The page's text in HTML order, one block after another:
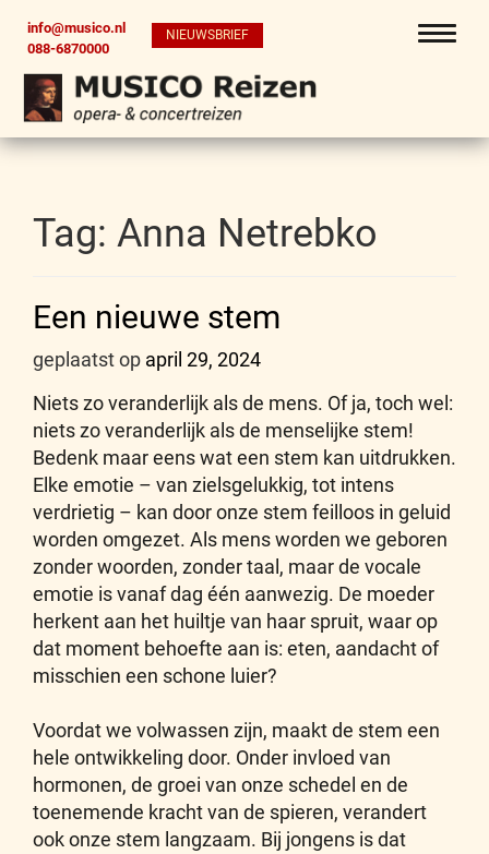
info@musico.nl
088-6870000
NIEUWSBRIEF
Tag: Anna Netrebko
Een nieuwe stem
geplaatst op april 29, 2024
Niets zo veranderlijk als de mens. Of ja, toch wel:
niets zo veranderlijk als de menselijke stem!
Bedenk maar eens wat een stem kan uitdrukken.
Elke emotie – van zielsgelukkig, tot intens
verdrietig – kan door onze stem feilloos in geluid
worden omgezet. Als mens worden we geboren
zonder woorden, zonder taal, maar de vocale
emotie is vanaf dag één aanwezig. De moeder
herkent aan het huiltje van haar spruit, waar op
dat moment behoefte aan is: eten, aandacht of
misschien een schone luier?
Voordat we volwassen zijn, maakt de stem een
hele ontwikkeling door. Onder invloed van
hormonen, de groei van onze schedel en de
toenemende kracht van de spieren, verandert
ook onze stem langzaam. Bij jongens is dat